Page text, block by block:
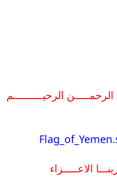
الرحيــــــــــم
الاعـــــزاء